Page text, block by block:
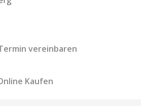
vereinbaren
Kaufen